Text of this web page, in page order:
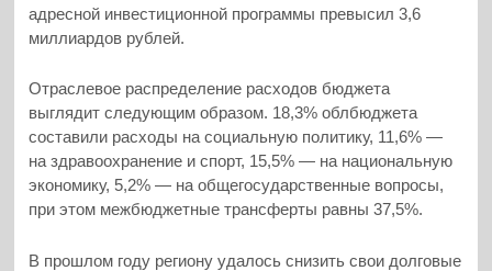
адресной инвестиционной программы превысил 3,6
миллиардов рублей.
Отраслевое распределение расходов бюджета
выглядит следующим образом. 18,3% облбюджета
составили расходы на социальную политику, 11,6% —
на здравоохранение и спорт, 15,5% — на национальную
экономику, 5,2% — на общегосударственные вопросы,
при этом межбюджетные трансферты равны 37,5%.
В прошлом году региону удалось снизить свои долговые